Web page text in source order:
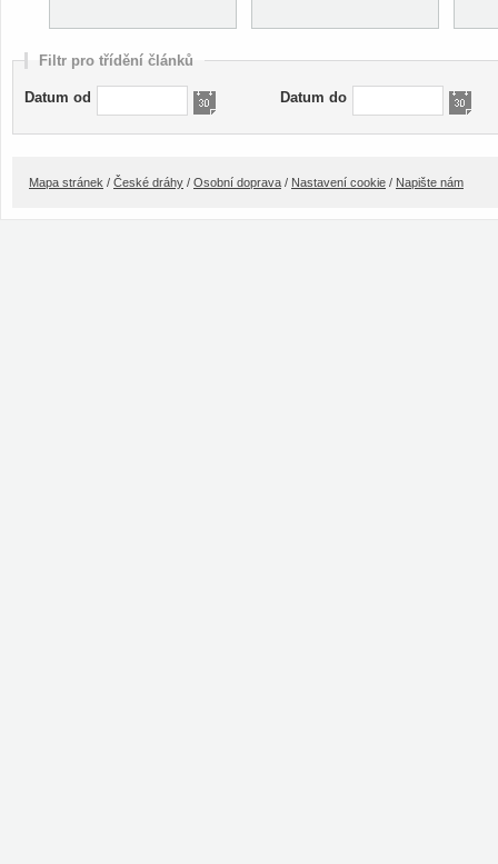
Filtr pro třídění článků
Datum od Datum do
Mapa stránek / České dráhy / Osobní doprava / Nastavení cookie / Napište nám